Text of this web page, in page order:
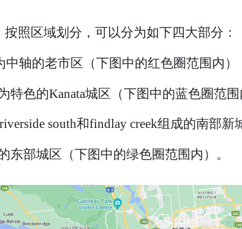
照区域划分，可以分为如下四大部分：
轴的老市区（下图中的红色圈范围内）
特色的Kanata城区（下图中的蓝色圈范围
south和findlay creek组成的南部
东部城区（下图中的绿色圈范围内）。